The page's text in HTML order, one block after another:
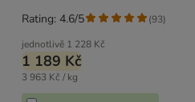
jednotlivě 1 228 Kč
1 189 Kč
3 963 Kč / kg
Rating: 4.6/5 (93)